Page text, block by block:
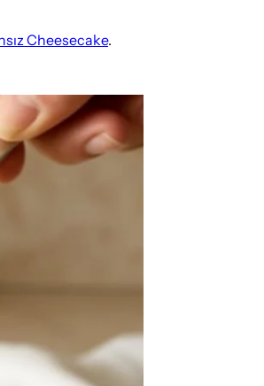
Cheesecake.